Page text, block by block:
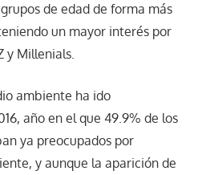
de edad de forma más
un mayor interés por
y Millenials.
ambiente ha ido
año en el que 49.9% de los
ya preocupados por
y aunque la aparición de